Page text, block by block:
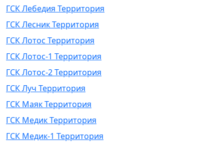
ГСК Лебедия Территория
ГСК Лесник Территория
ГСК Лотос Территория
ГСК Лотос-1 Территория
ГСК Лотос-2 Территория
ГСК Луч Территория
ГСК Маяк Территория
ГСК Медик Территория
ГСК Медик-1 Территория